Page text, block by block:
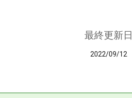
最終更新日
2022/09/12